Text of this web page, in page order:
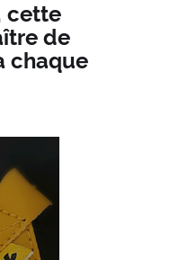
cette
de
chaque